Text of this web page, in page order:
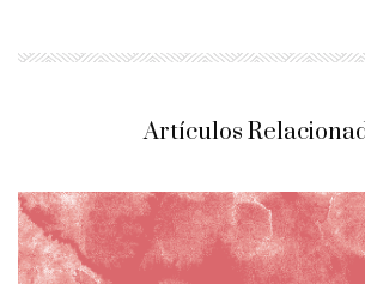
Artículos